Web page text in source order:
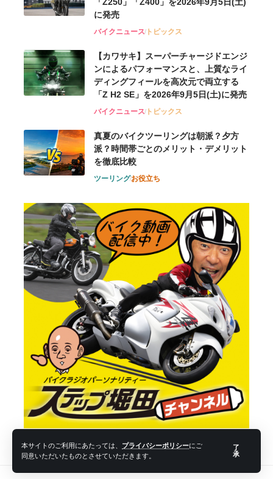
本サイトのご利用にあたっては、 プライバシーポリシーにご
同意いただいたものとさせていただきます。
了
承
に発売
バイクニューストピックス
【カワサキ】スーパーチャージドエンジ
ンによるパフォーマンスと、上質なライ
ディングフィールを高次元で両立する
「Z H2 SE」を2026年9月5日(土)に発売
バイクニューストピックス
真夏のバイクツーリングは朝派？夕方
派？時間帯ごとのメリット・デメリット
を徹底比較
ツーリングお役立ち